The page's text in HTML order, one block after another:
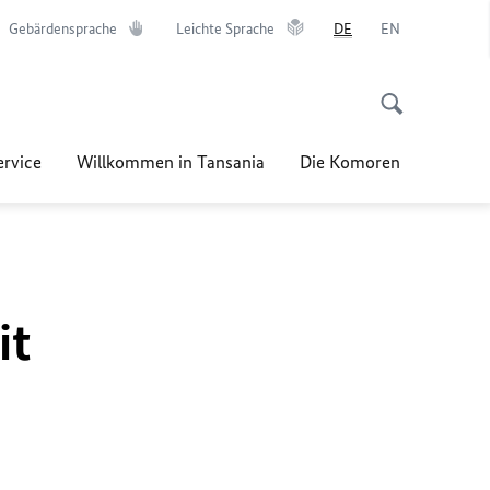
Gebärdensprache Leichte Sprache DE EN
Willkommen in Tansania Die Komoren